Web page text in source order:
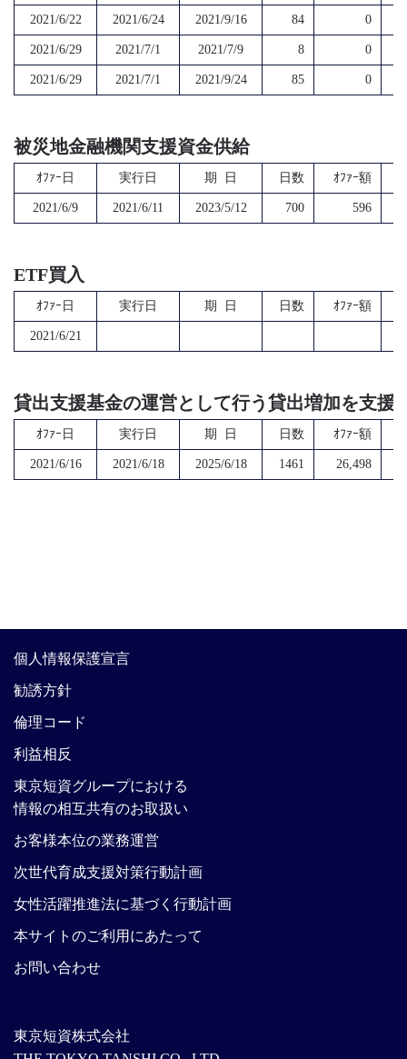
2021/6/22 2021/6/24 2021/9/16 84 0
2021/6/29 2021/7/1 2021/7/9 8 0
2021/6/29 2021/7/1 2021/9/24 85 0
被災地金融機関支援資金供給
ｵﾌｧｰ日 実行日 期 日 日数 ｵﾌｧｰ額
2021/6/9 2021/6/11 2023/5/12 700 596
ETF買入
ｵﾌｧｰ日 実行日 期 日 日数 ｵﾌｧｰ額
2021/6/21
貸出支援基金の運営として行う貸出増加を支援
ｵﾌｧｰ日 実行日 期 日 日数 ｵﾌｧｰ額
2021/6/16 2021/6/18 2025/6/18 1461 26,498
東京短資株式会社
個人情報保護宣言
勧誘方針
倫理コード
利益相反
東京短資グループにおける
情報の相互共有のお取扱い
お客様本位の業務運営
次世代育成支援対策行動計画
女性活躍推進法に基づく行動計画
本サイトのご利用にあたって
お問い合わせ